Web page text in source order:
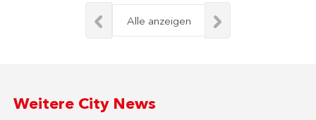
Alle anzeigen
Weitere City News